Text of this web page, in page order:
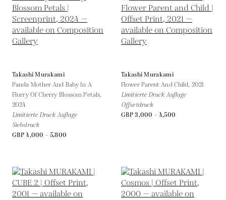
Takashi Murakami
Panda Mother And Baby In A
Flurry Of Cherry Blossom Petals,
2024
Limitierte Druck Auflage
Siebdruck
GBP 4,000 - 5,800
Takashi Murakami
Flower Parent And Child, 2021
Limitierte Druck Auflage
Offsetdruck
GBP 3,000 - 4,500